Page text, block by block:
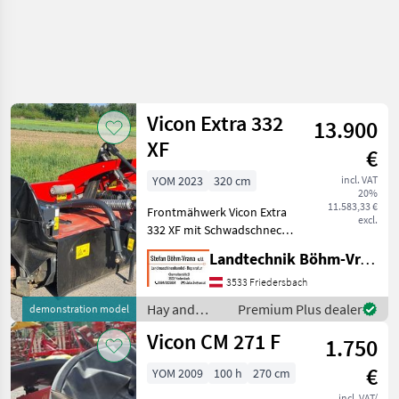
demonstration model
Vicon Extra 332
XF
13.900
€
incl. VAT
20%
11.583,33 €
excl.
YOM 2023
320 cm
Frontmähwerk Vicon Extra
332 XF mit Schwadschnecke
und Klingenschnellwechsel,
ca. 30ha gemäht, sofort
verfügbar, auf den Fotos
leider gerade nicht
gewaschen - neuwer
Landtechnik Böhm-Vrana GmbH
3533 Friedersbach
Hay and
forage
equipment /
Premium Plus dealer
Vicon CM 271 F
1.750
€
YOM 2009 100 h 270 cm